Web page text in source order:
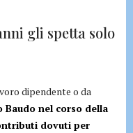
gli spetta solo
dipendente o da
Baudo nel corso della
dovuti per